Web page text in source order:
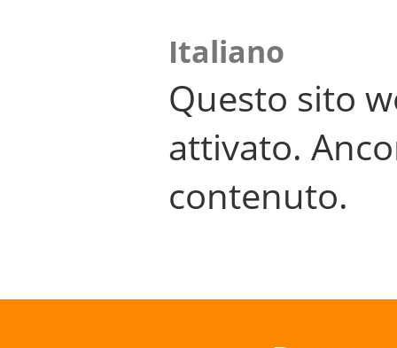
Italiano
Questo sito
attivato.
contenuto.